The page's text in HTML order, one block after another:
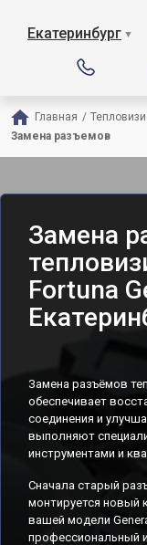
Екатеринбург ▼
Главная /
Замена разъемов
Замена
Fortuna
Замена разъёмов
обеспечивает
соединения и
выполняют
инструментами и
Сначала старый
монтируется новый
вашей модели
профессиональный